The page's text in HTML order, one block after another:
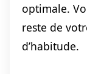
optimale.
reste de
d’habitude.